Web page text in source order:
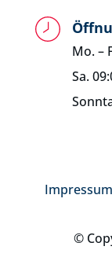
Mo. –
Sa.
Impressum
©